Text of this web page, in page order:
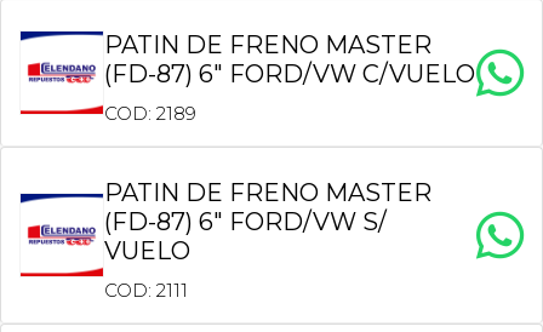
PATIN DE FRENO MASTER
(FD-87) 6″ FORD/VW C/VUELO
COD: 2189
PATIN DE FRENO MASTER
(FD-87) 6″ FORD/VW S/
VUELO
COD: 2111